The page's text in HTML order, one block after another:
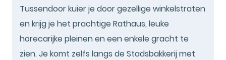
Tussendoor kuier je door gezellige winkelstraten
en krijg je het prachtige Rathaus, leuke
horecarijke pleinen en een enkele gracht te
zien. Je komt zelfs langs de Stadsbakkerij met